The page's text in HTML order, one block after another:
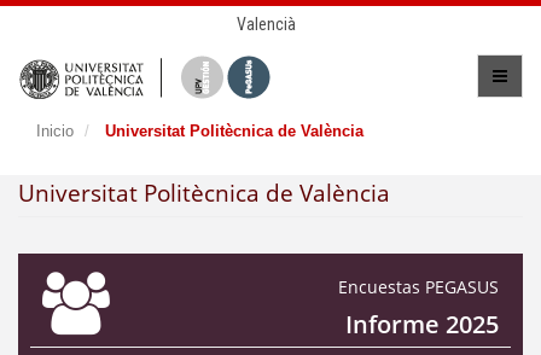
Valencià
Inicio Universitat Politècnica de València
Universitat Politècnica de València
Encuestas PEGASUS
Informe 2025